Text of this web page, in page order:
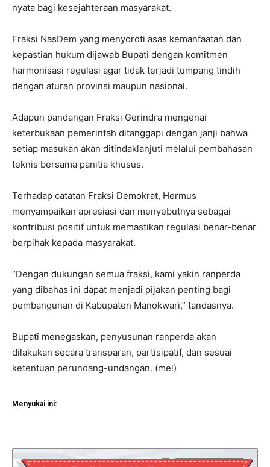
nyata bagi kesejahteraan masyarakat.
Fraksi NasDem yang menyoroti asas kemanfaatan dan
kepastian hukum dijawab Bupati dengan komitmen
harmonisasi regulasi agar tidak terjadi tumpang tindih
dengan aturan provinsi maupun nasional.
Adapun pandangan Fraksi Gerindra mengenai
keterbukaan pemerintah ditanggapi dengan janji bahwa
setiap masukan akan ditindaklanjuti melalui pembahasan
teknis bersama panitia khusus.
Terhadap catatan Fraksi Demokrat, Hermus
menyampaikan apresiasi dan menyebutnya sebagai
kontribusi positif untuk memastikan regulasi benar-benar
berpihak kepada masyarakat.
“Dengan dukungan semua fraksi, kami yakin ranperda
yang dibahas ini dapat menjadi pijakan penting bagi
pembangunan di Kabupaten Manokwari,” tandasnya.
Bupati menegaskan, penyusunan ranperda akan
dilakukan secara transparan, partisipatif, dan sesuai
ketentuan perundang-undangan. (mel)
Menyukai ini: